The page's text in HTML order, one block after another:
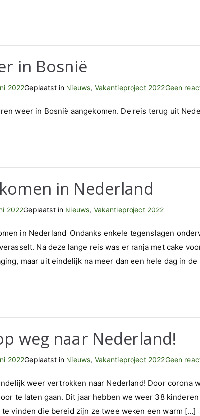
in Bosnië
2022Geplaatst in Nieuws, Vakantieproject 2022Geen
weer in Bosnië aangekomen. De reis terug uit
in Nederland
2022Geplaatst in Nieuws, Vakantieproject 2022
in Nederland. Ondanks enkele tegenslagen
Na deze lange reis was er ranja met cake
maar uit eindelijk na meer dan een hele dag in
weg naar Nederland!
2022Geplaatst in Nieuws, Vakantieproject 2022Geen
weer vertrokken naar Nederland! Door corona
te laten gaan. Dit jaar hebben we weer 38
vinden die bereid zijn ze twee weken een warm […]